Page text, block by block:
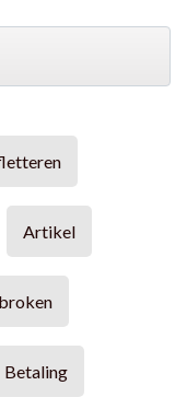
Artikel
Betaling